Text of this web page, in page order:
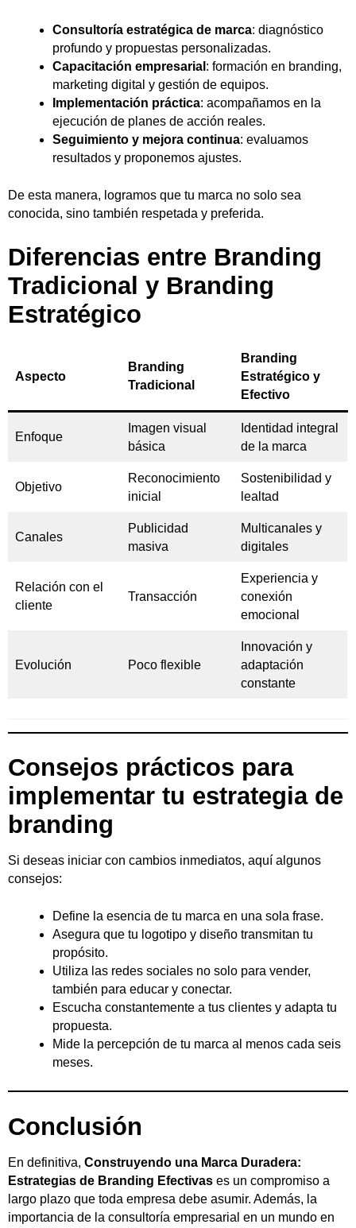
Consultoría estratégica de marca: diagnóstico
profundo y propuestas personalizadas.
Capacitación empresarial : formación en branding,
marketing digital y gestión de equipos.
Implementación práctica: acompañamos en la
ejecución de planes de acción reales.
Seguimiento y mejora continua: evaluamos
resultados y proponemos ajustes.
De esta manera, logramos que tu marca no solo sea
conocida, sino también respetada y preferida.
Diferencias entre Branding
Tradicional y Branding
Estratégico
Aspecto
Branding
Tradicional
Branding
Estratégico y
Efectivo
Enfoque
Imagen visual
básica
Identidad integral
de la marca
Objetivo
Reconocimiento
inicial
Sostenibilidad y
lealtad
Canales
Publicidad
masiva
Multicanales y
digitales
Relación con el
cliente
Transacción
Experiencia y
conexión
emocional
Evolución Poco flexible
Innovación y
adaptación
constante
Consejos prácticos para
implementar tu estrategia de
branding
Si deseas iniciar con cambios inmediatos, aquí algunos
consejos:
Define la esencia de tu marca en una sola frase.
Asegura que tu logotipo y diseño transmitan tu
propósito.
Utiliza las redes sociales no solo para vender,
también para educar y conectar.
Escucha constantemente a tus clientes y adapta tu
propuesta.
Mide la percepción de tu marca al menos cada seis
meses.
Conclusión
En definitiva, Construyendo una Marca Duradera:
Estrategias de Branding Efectivas es un compromiso a
largo plazo que toda empresa debe asumir. Además, la
importancia de la consultoría empresarial en un mundo en